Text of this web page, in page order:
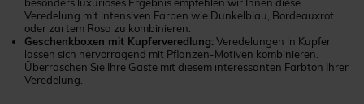
besonders luxuriöses Ergebnis empfehlen wir Ihnen diese
Veredelung mit intensiven Farben wie Dunkelblau, Bordeauxrot
oder zartem Rosa zu kombinieren.
Geschenkboxen mit Kupferveredlung:Veredelungen in Kupfer
lassen sich hervorragend mit Pflanzen-Motiven kombinieren.
Überraschen Sie Ihre Gäste mit diesem interessanten Farbton Ihrer
Veredelung.